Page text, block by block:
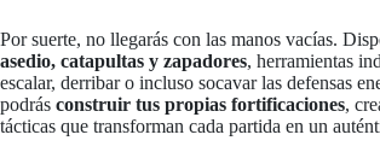
Por suerte, no llegarás con las manos vacías.
asedio, catapultas y zapadores, herramientas
escalar, derribar o incluso socavar las defensas
podrás construir tus propias fortificaciones,
tácticas que transforman cada partida en un